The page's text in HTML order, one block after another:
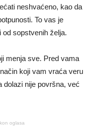
neshvaćeno, kao da
To vas je
od sopstvenih želja.
menja sve. Pred vama
koji vam vraća veru
dolazi nije površna, već
oglasa